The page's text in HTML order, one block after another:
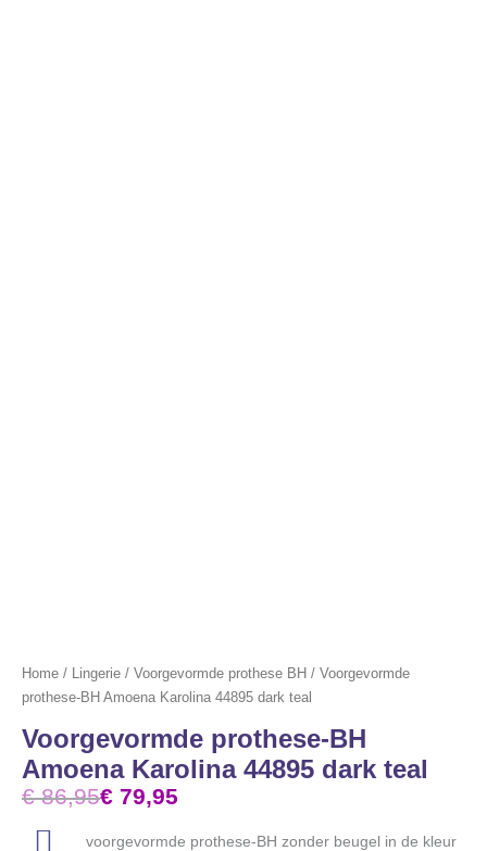
Home / Lingerie / Voorgevormde prothese BH / Voorgevormde
prothese-BH Amoena Karolina 44895 dark teal
Voorgevormde prothese-BH
Amoena Karolina 44895 dark teal
€86,95€ 79,95
voorgevormde prothese-BH zonder beugel in de kleur